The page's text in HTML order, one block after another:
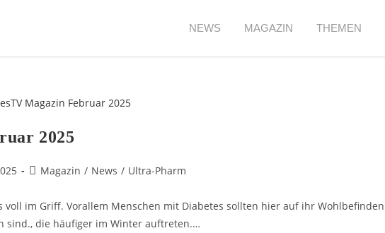
NEWS MAGAZIN THEMEN
2025
Magazin / News / Ultra-Pharm
voll im Griff. Vorallem Menschen mit Diabetes sollten hier auf ihr Wohlbefinden
sind., die häufiger im Winter auftreten.…